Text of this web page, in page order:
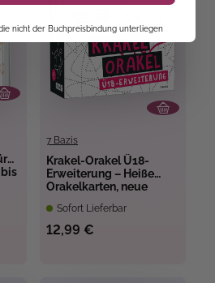
7 Bazis
Krakel-Orakel Ü18-
Erweiterung – Heiße
Orakelkarten, neue
Sofort Lieferbar
12,99 €
nicht der Buchpreisbindung unterliegen